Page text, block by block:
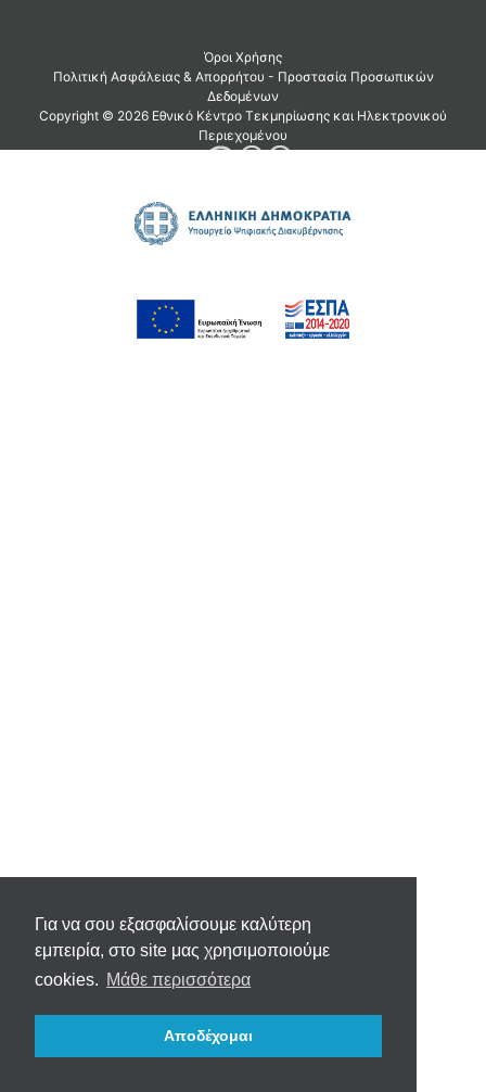
Για να σου εξασφαλίσουμε καλύτερη
εμπειρία, στο site μας χρησιμοποιούμε
cookies. Μάθε περισσότερα
Αποδέχομαι